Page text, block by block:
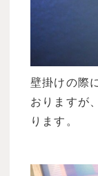
壁掛けの際
おりますが
ります。